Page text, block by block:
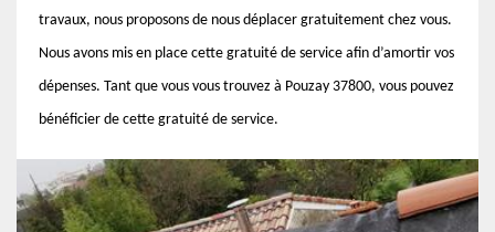
travaux, nous proposons de nous déplacer gratuitement chez vous.
Nous avons mis en place cette gratuité de service afin d’amortir vos
dépenses. Tant que vous vous trouvez à Pouzay 37800, vous pouvez
bénéficier de cette gratuité de service.